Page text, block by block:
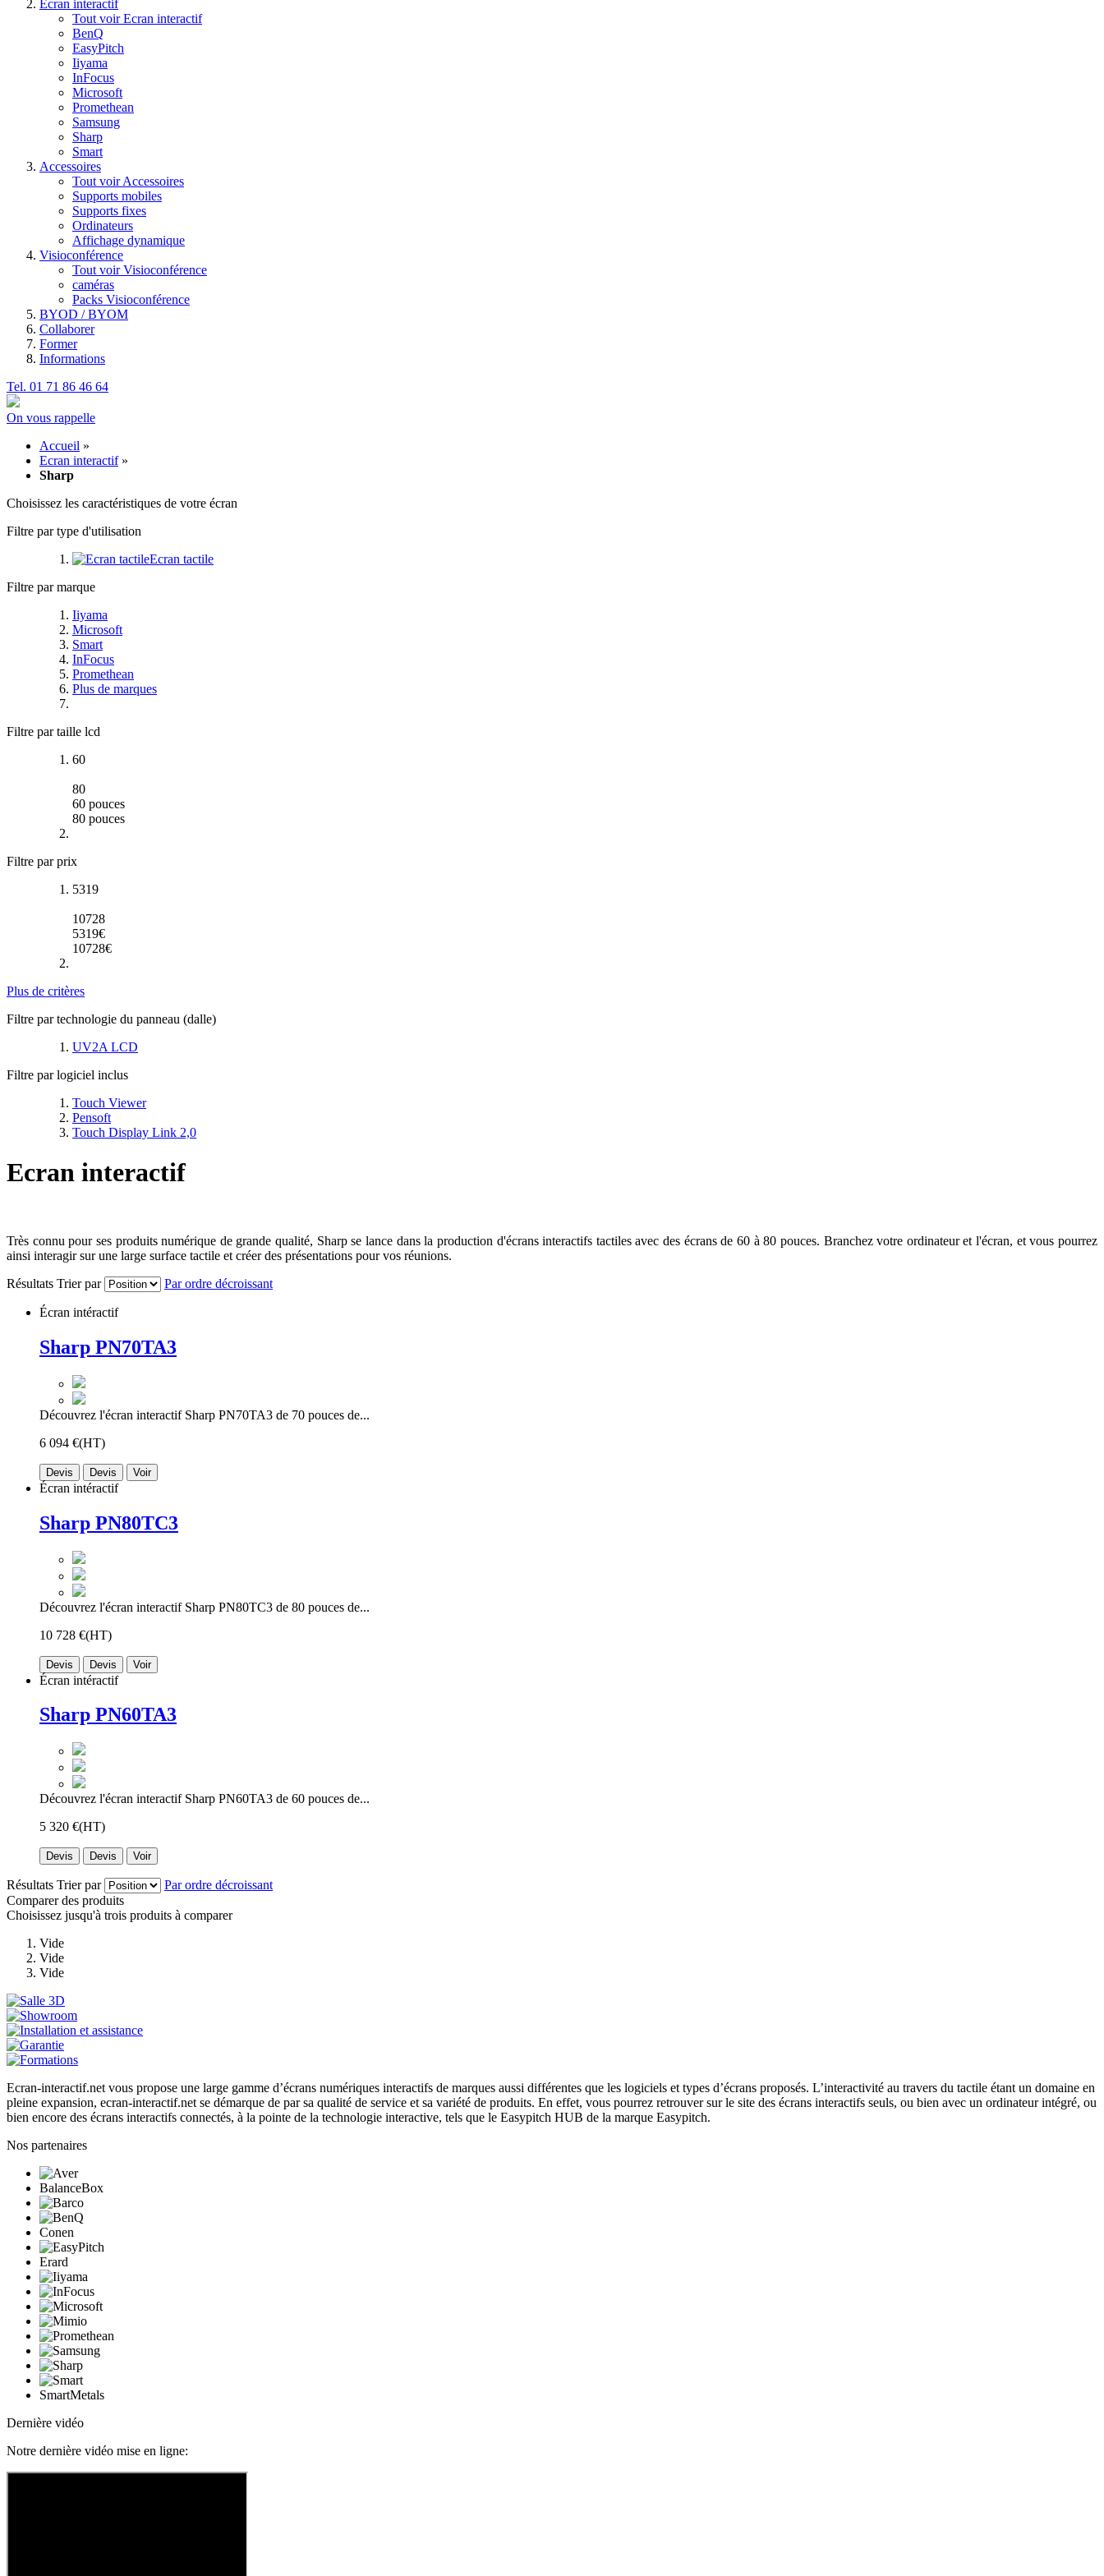
Ecran interactif
Tout voir Ecran interactif
BenQ
EasyPitch
Iiyama
InFocus
Microsoft
Promethean
Samsung
Sharp
Smart
Accessoires
Tout voir Accessoires
Supports mobiles
Supports fixes
Ordinateurs
Affichage dynamique
Visioconférence
Tout voir Visioconférence
caméras
Packs Visioconférence
BYOD / BYOM
Collaborer
Former
Informations
Tel. 01 71 86 46 64
On vous rappelle
Accueil »
Ecran interactif »
Sharp
Choisissez les caractéristiques de votre écran
Filtre par type d'utilisation
Ecran tactile
Filtre par marque
Iiyama
Microsoft
Smart
InFocus
Promethean
Plus de marques
Filtre par taille lcd
60
80
60 pouces
80 pouces
Filtre par prix
5319
10728
5319€
10728€
Plus de critères
Filtre par technologie du panneau (dalle)
UV2A LCD
Filtre par logiciel inclus
Touch Viewer
Pensoft
Touch Display Link 2,0
Ecran interactif
Très connu pour ses produits numérique de grande qualité, Sharp se lance dans la production d'écrans interactifs tactiles avec des écrans de 60 à 80 pouces. Branchez votre ordinateur et l'écran, et vous pourrez
ainsi interagir sur une large surface tactile et créer des présentations pour vos réunions.
Résultats Trier par Par ordre décroissant
Écran intéractif
Sharp PN70TA3
Découvrez l'écran interactif Sharp PN70TA3 de 70 pouces de...
6 094 €(HT)
Devis Devis Voir
Écran intéractif
Sharp PN80TC3
Découvrez l'écran interactif Sharp PN80TC3 de 80 pouces de...
10 728 €(HT)
Devis Devis Voir
Écran intéractif
Sharp PN60TA3
Découvrez l'écran interactif Sharp PN60TA3 de 60 pouces de...
5 320 €(HT)
Devis Devis Voir
Résultats Trier par
Par ordre décroissant
Comparer des produits
Choisissez jusqu'à trois produits à comparer
Vide
Vide
Vide
Ecran-interactif.net vous propose une large gamme d’écrans numériques interactifs de marques aussi différentes que les logiciels et types d’écrans proposés. L’interactivité au travers du tactile étant un domaine en
pleine expansion, ecran-interactif.net se démarque de par sa qualité de service et sa variété de produits. En effet, vous pourrez retrouver sur le site des écrans interactifs seuls, ou bien avec un ordinateur intégré, ou
bien encore des écrans interactifs connectés, à la pointe de la technologie interactive, tels que le Easypitch HUB de la marque Easypitch.
Nos partenaires
BalanceBox
Conen
Erard
SmartMetals
Dernière vidéo
Notre dernière vidéo mise en ligne: